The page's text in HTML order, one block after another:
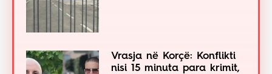
Vrasja në Korçë: Konflikti
nisi 15 minuta para krimit,